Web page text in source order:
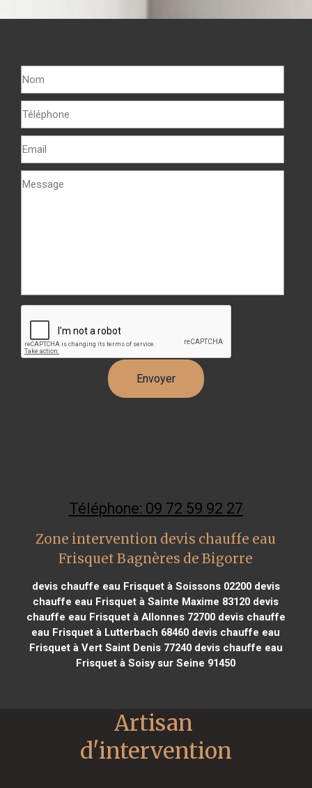
Téléphone: 09 72 59 92 27
Zone intervention devis chauffe eau
Frisquet Bagnères de Bigorre
devis chauffe eau Frisquet à Soissons 02200devis
chauffe eau Frisquet à Sainte Maxime 83120 devis
chauffe eau Frisquet à Allonnes 72700devis chauffe
eau Frisquet à Lutterbach 68460 devis chauffe eau
Frisquet à Vert Saint Denis 77240devis chauffe eau
Frisquet à Soisy sur Seine 91450
Artisan
d'intervention